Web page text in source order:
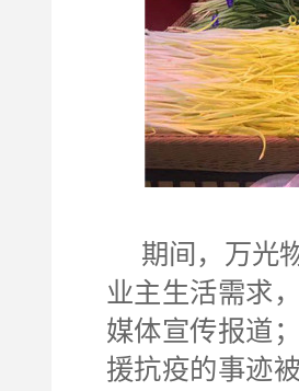
期间，万光
业主生活需求
媒体宣传报道
援抗疫的事迹